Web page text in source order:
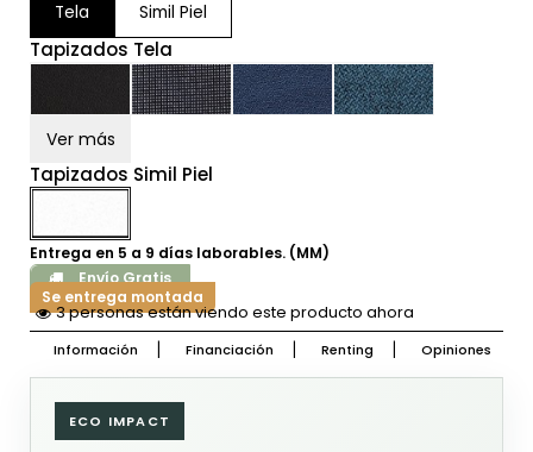
Tela Simil Piel
Tapizados Tela
Ver más
Tapizados Simil Piel
Entrega en 5 a 9 días laborables. (MM)
Envío Gratis
Se entrega montada
3 personas están viendo este producto ahora
Información Financiación Renting Opiniones
ECO IMPACT